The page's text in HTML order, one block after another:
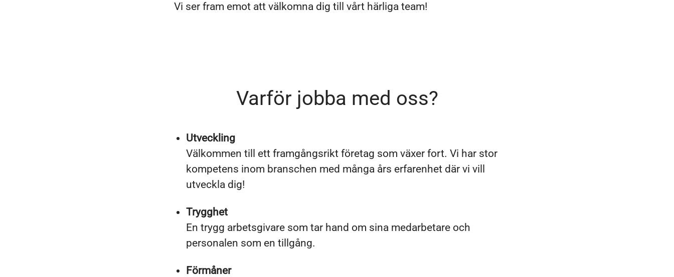
Vi ser fram emot att välkomna dig till vårt härliga team!
Varför jobba med oss?
Utveckling
Välkommen till ett framgångsrikt företag som växer fort. Vi har stor
kompetens inom branschen med många års erfarenhet där vi vill
utveckla dig!
Trygghet
En trygg arbetsgivare som tar hand om sina medarbetare och
personalen som en tillgång.
Förmåner